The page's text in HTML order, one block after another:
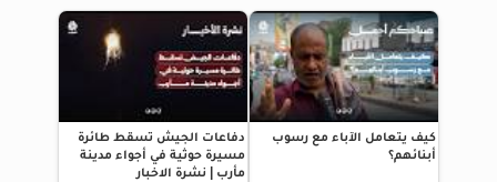
كيف يتعامل الآباء مع رسوب
أبنائهم؟
دفاعات الجيش تسقط طائرة
مسيرة حوثية في أجواء مدينة
مأرب | نشرة الاخبار